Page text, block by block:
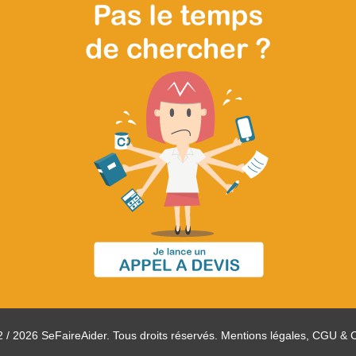
/ 2026 SeFaireAider. Tous droits réservés. Mentions légales, CGU &